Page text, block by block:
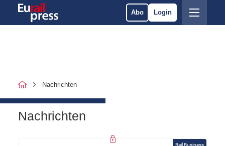
Abo Login
Nachrichten
Nachrichten
Rail Business